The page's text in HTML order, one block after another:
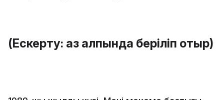
(Ескерту: қаз қалпында беріліп отыр)